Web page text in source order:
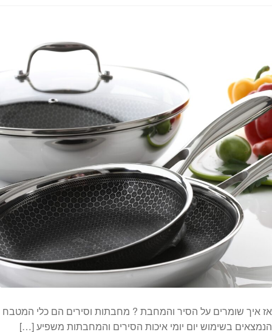
אז איך שומרים על הסיר והמחבת ? מחבתות וסירים הם כלי המטבח
הנמצאים בשימוש יום יומי איכות הסירים והמחבתות משפיע […]